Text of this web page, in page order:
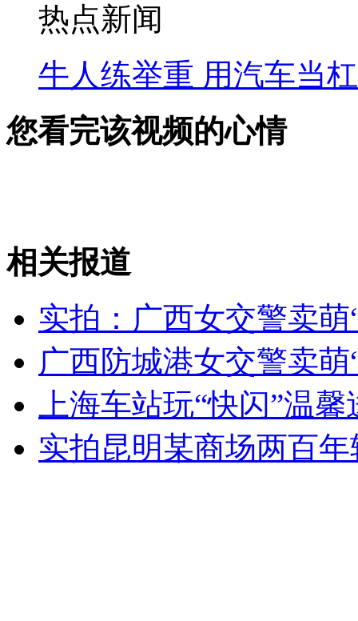
热点新闻
牛人练举重 用汽车当
您看完该视频的心情
相关报道
实拍：广西女交警卖
广西防城港女交警卖
上海车站玩“快闪”温
实拍昆明某商场两百